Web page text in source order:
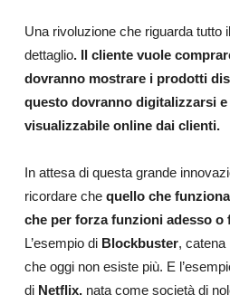
Una rivoluzione che riguarda tutto
dettaglio. Il cliente vuole
dovranno mostrare i prodotti
questo dovranno digitalizzarsi
visualizzabile online dai clienti.
In attesa di questa grande
ricordare chequello che
che per forza funzioni adesso
L’esempio di Blockbuster, catena
che oggi non esiste più. E
di Netflix, nata come società di